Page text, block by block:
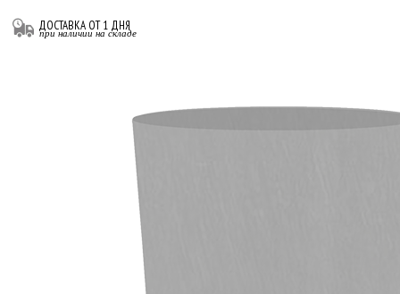
ДОСТАВКА ОТ 1 ДНЯ
при наличии на складе